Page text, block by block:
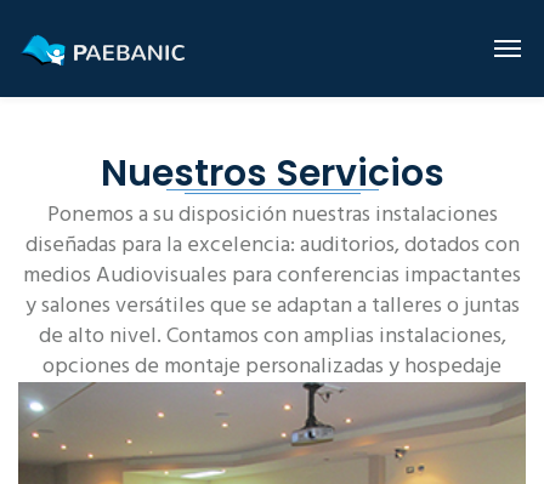
Nuestros Servicios
Ponemos a su disposición nuestras instalaciones
diseñadas para la excelencia: auditorios, dotados con
medios Audiovisuales para conferencias impactantes
y salones versátiles que se adaptan a talleres o juntas
de alto nivel. Contamos con amplias instalaciones,
opciones de montaje personalizadas y hospedaje